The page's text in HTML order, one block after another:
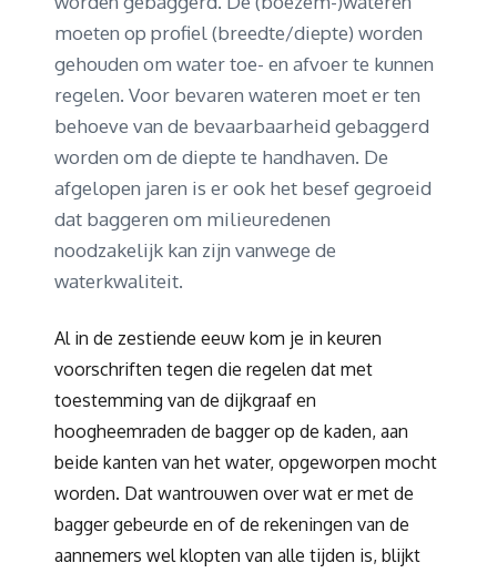
moeten op profiel (breedte/diepte) worden
gehouden om water toe- en afvoer te kunnen
regelen. Voor bevaren wateren moet er ten
behoeve van de bevaarbaarheid gebaggerd
worden om de diepte te handhaven. De
afgelopen jaren is er ook het besef gegroeid
dat baggeren om milieuredenen
noodzakelijk kan zijn vanwege de
waterkwaliteit.
Al in de zestiende eeuw kom je in keuren
voorschriften tegen die regelen dat met
toestemming van de dijkgraaf en
hoogheemraden de bagger op de kaden, aan
beide kanten van het water, opgeworpen mocht
worden. Dat wantrouwen over wat er met de
bagger gebeurde en of de rekeningen van de
aannemers wel klopten van alle tijden is, blijkt